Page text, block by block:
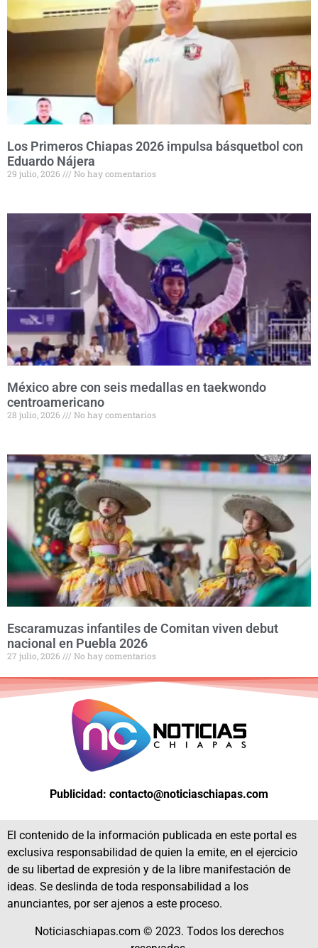
Los Primeros Chiapas 2026 impulsa básquetbol con
Eduardo Nájera
29 julio, 2026 No hay comentarios
México abre con seis medallas en taekwondo
centroamericano
28 julio, 2026 No hay comentarios
Escaramuzas infantiles de Comitan viven debut
nacional en Puebla 2026
27 julio, 2026 No hay comentarios
Publicidad: contacto@noticiaschiapas.com
El contenido de la información publicada en este portal es
exclusiva responsabilidad de quien la emite, en el ejercicio
de su libertad de expresión y de la libre manifestación de
ideas. Se deslinda de toda responsabilidad a los
anunciantes, por ser ajenos a este proceso.
Noticiaschiapas.com © 2023. Todos los derechos